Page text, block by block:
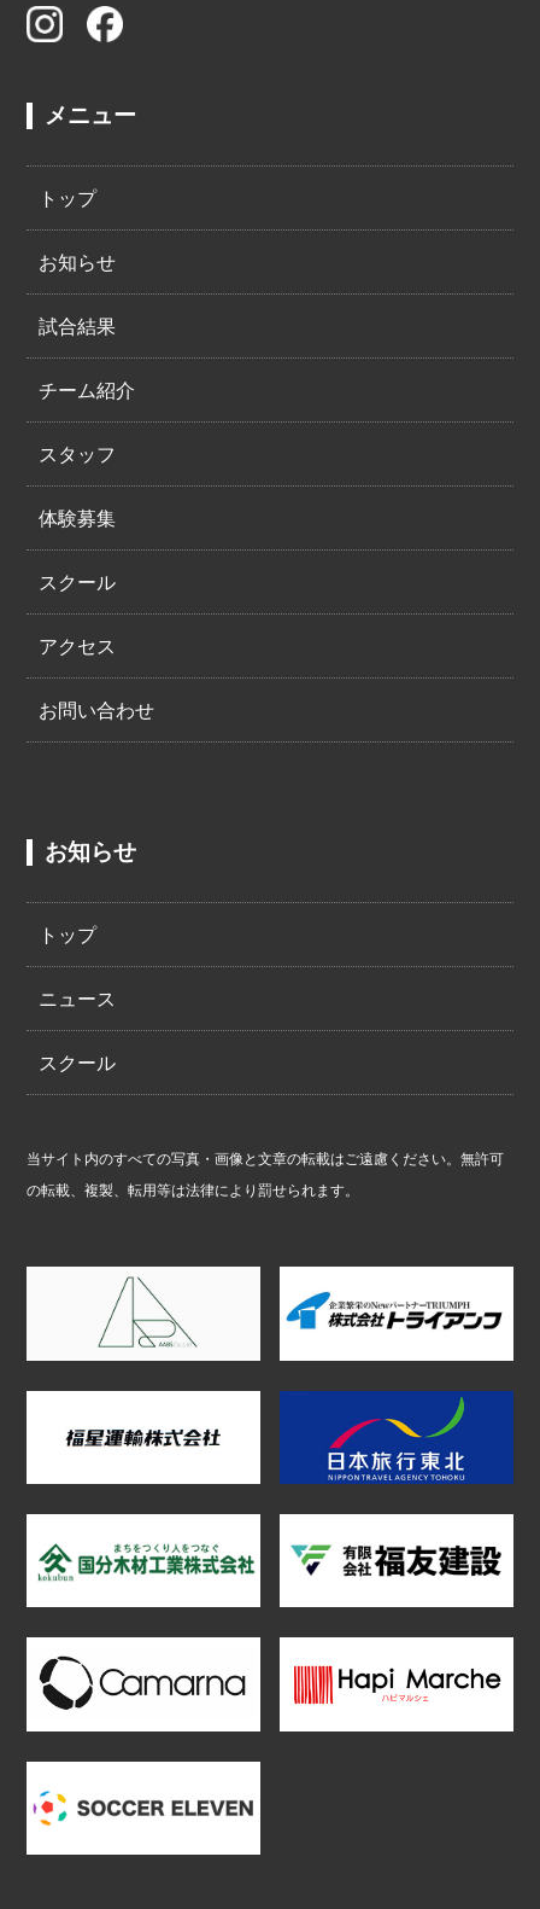
メニュー
トップ
お知らせ
試合結果
チーム紹介
スタッフ
体験募集
スクール
アクセス
お問い合わせ
お知らせ
トップ
ニュース
スクール
当サイト内のすべての写真・画像と文章の転載はご遠慮ください。無許可
の転載、複製、転用等は法律により罰せられます。